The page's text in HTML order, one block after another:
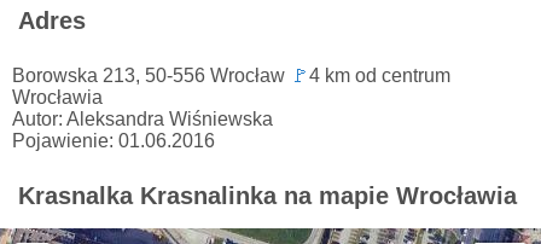
Adres
Borowska 213, 50-556 Wrocław 🚩4 km od centrum
Wrocławia
Autor: Aleksandra Wiśniewska
Pojawienie: 01.06.2016
Krasnalka Krasnalinka na mapie Wrocławia